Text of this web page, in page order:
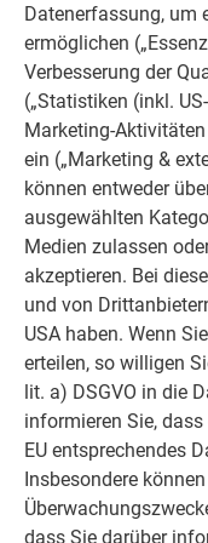
Datenerfassung, um
ermöglichen
Verbesserung der
(„Statistiken (inkl.
Marketing-
ein („Marketing &
können entweder
ausgewählten
Medien zulassen
akzeptieren. Bei
und von
USA haben. Wenn
erteilen, so willigen
lit. a) DSGVO in die
informieren Sie,
EU entsprechendes
Insbesondere
dass Sie darüber
einschieben
Befestigen Sie
ausgestanzten,
mit einem
Rillennagel 2,8/
Deckrichtung
An den schräg
keine Hafte
Kapillarwirkung).
Die
kennzeichnet
laufenden
DS.19 (Bild 3).
Die beiden
Dachschindel
Ende der
Halten Sie alle